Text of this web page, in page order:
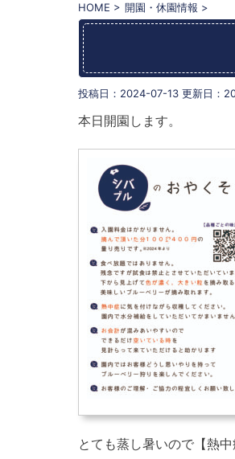
HOME > 開園・休園情報 >
投稿日：2024-07-13 更新日：
本日開園します。
とても蒸し暑いので【熱